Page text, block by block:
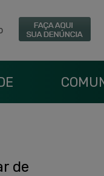
de